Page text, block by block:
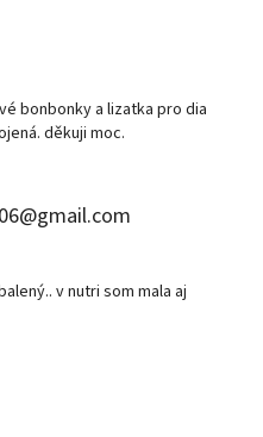
bonbonky a lizatka pro dia
děkuji moc.
v nutri som mala aj